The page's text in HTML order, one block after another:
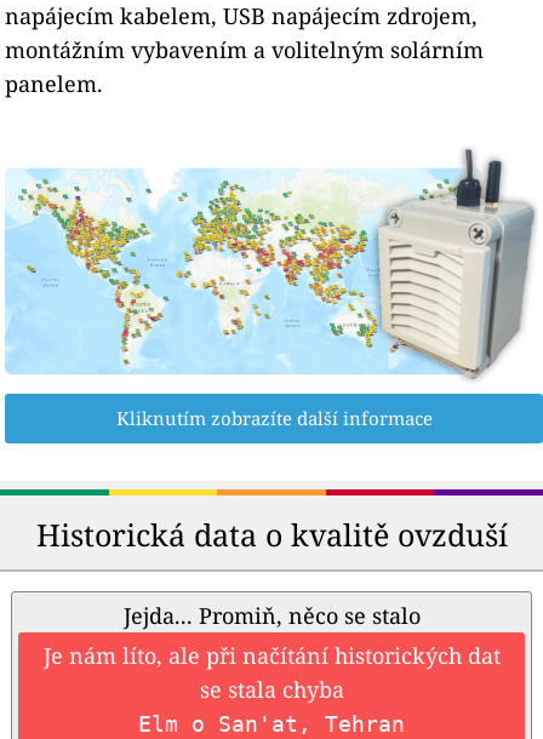
napájecím kabelem, USB napájecím zdrojem,
montážním vybavením a volitelným solárním
panelem.
Kliknutím zobrazíte další informace
Historická data o kvalitě ovzduší
Jejda... Promiň, něco se stalo
Je nám líto, ale při načítání historických dat
se stala chyba
Elm o San'at, Tehran